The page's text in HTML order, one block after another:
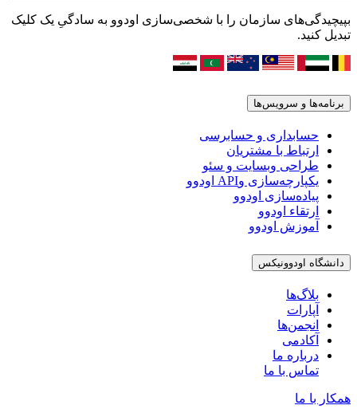
بپیچیدگی‌های سازمان را با شخصی‌سازی اودوو به سادگیِ یک کلیک
تبدیل کنید.
برنامه‌ها و سرویس‌ها
حسابداری و حسابرسی
ارتباط با مشتریان
طراحی وبسایت و سئو
یکپارچه‌سازی وAPI اودوو
پیاده‌سازی اودوو
ارتقاء اودوو
آموزش اودوو
دانشگاه اودوونیکس
بلاگ‌ها
آپارات
انجمن‌ها
آکادمی
درباره ما
تماس با ما
همکار با ما